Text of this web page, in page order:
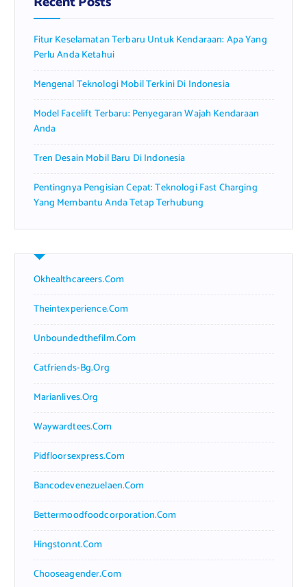
o
:Fitur Keselamatan Terbaru Untuk Kendaraan: Apa Yang
Perlu Anda Ketahui
Mengenal Teknologi Mobil Terkini Di Indonesia
Model Facelift Terbaru: Penyegaran Wajah Kendaraan
Anda
Tren Desain Mobil Baru Di Indonesia
Pentingnya Pengisian Cepat: Teknologi Fast Charging
Yang Membantu Anda Tetap Terhubung
Okhealthcareers.com
Theintexperience.com
Unboundedthefilm.com
Catfriends-Bg.org
Marianlives.org
Waywardtees.com
Pidfloorsexpress.com
Bancodevenezuelaen.com
Bettermoodfoodcorporation.com
Hingstonnt.com
Chooseagender.com